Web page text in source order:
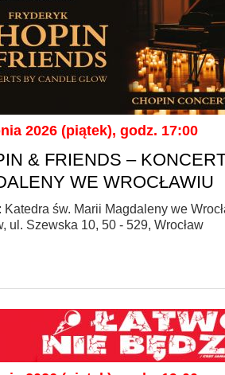
2026 (piątek), godz. 17:00
& FRIENDS –
WE WROCŁAWIU
Katedra św. Marii Magdaleny we
ul. Szewska 10, 50 - 529, Wrocław